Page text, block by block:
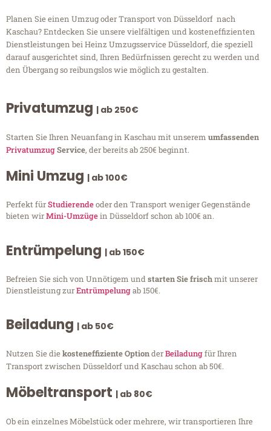
Planen Sie einen Umzug oder Transport von Düsseldorf nach
Kaschau? Entdecken Sie unsere vielfältigen und kosteneffizienten
Dienstleistungen bei Heinz Umzugsservice Düsseldorf, die speziell
darauf ausgerichtet sind, Ihren Bedürfnissen gerecht zu werden und
den Übergang so reibungslos wie möglich zu gestalten.
Privatumzug | ab 250€
Starten Sie Ihren Neuanfang in Kaschau mit unserem umfassenden
PrivatumzugService, der bereits ab 250€ beginnt.
Mini Umzug | ab 100€
Perfekt fürStudierendeoder den Transport weniger Gegenstände
bieten wirMini-Umzügein Düsseldorf schon ab 100€ an.
Entrümpelung | ab 150€
Befreien Sie sich von Unnötigem undstarten Sie frischmit unserer
Dienstleistung zurEntrümpelungab 150€.
Beiladung | ab 50€
Nutzen Sie diekosteneffiziente OptionderBeiladungfür Ihren
Transport zwischen Düsseldorf und Kaschau schon ab 50€.
Möbeltransport | ab 80€
Ob ein einzelnes Möbelstück oder mehrere, wir transportieren Ihre